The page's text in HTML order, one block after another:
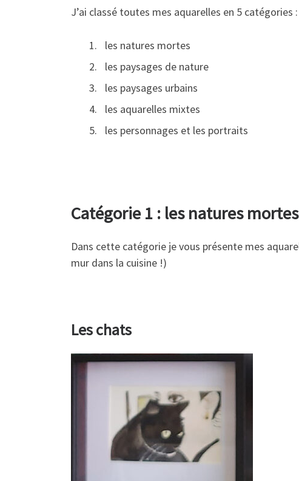
J’ai classé toutes mes aquarelles en 5 catégories :
les natures mortes
les paysages de nature
les paysages urbains
les aquarelles mixtes
les personnages et les portraits
Catégorie 1 : les natures mortes
Dans cette catégorie je vous présente mes
mur dans la cuisine !)
Les chats